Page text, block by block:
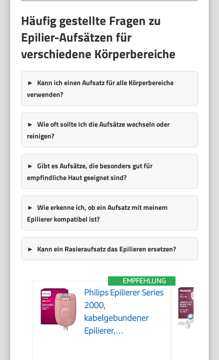
Häufig gestellte Fragen zu
Epilier-Aufsätzen für
verschiedene Körperbereiche
Kann ich einen Aufsatz für alle Körperbereiche
verwenden?
Wie oft sollte ich die Aufsätze wechseln oder
reinigen?
Gibt es Aufsätze, die besonders gut für
empfindliche Haut geeignet sind?
Wie erkenne ich, ob ein Aufsatz mit meinem
Epilierer kompatibel ist?
Kann ein Rasieraufsatz das Epilieren ersetzen?
EMPFEHLUNG
Philips Epilierer Series
2000,
kabelgebundener
Epilierer,